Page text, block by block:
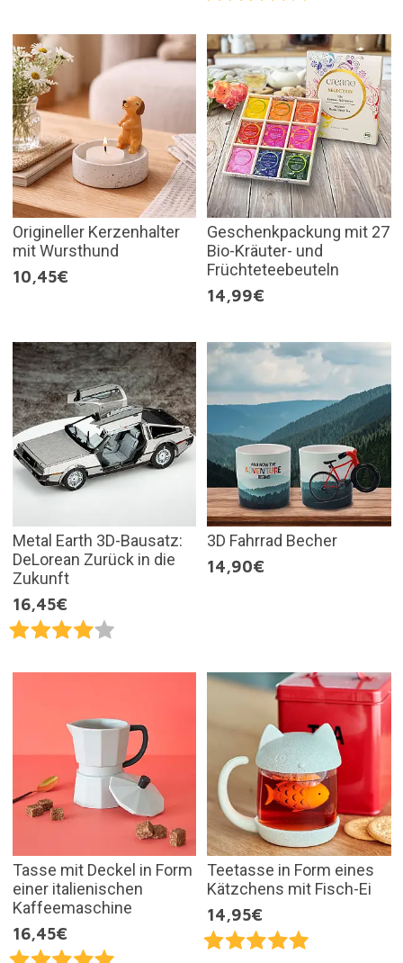
Origineller Kerzenhalter
mit Wursthund
10,45€
Geschenkpackung mit 27
Bio-Kräuter- und
Früchteteebeuteln
14,99€
Metal Earth 3D-Bausatz:
DeLorean Zurück in die
Zukunft
16,45€
3D Fahrrad Becher
14,90€
Tasse mit Deckel in Form
einer italienischen
Kaffeemaschine
16,45€
Teetasse in Form eines
Kätzchens mit Fisch-Ei
14,95€